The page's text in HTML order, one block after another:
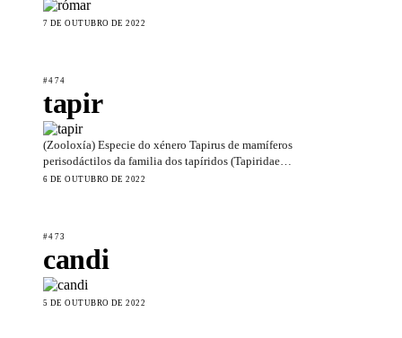
7 DE OUTUBRO DE 2022
#474
tapir
(Zooloxía) Especie do xénero Tapirus de mamíferos
perisodáctilos da familia dos tapíridos (Tapiridae…
6 DE OUTUBRO DE 2022
#473
candi
5 DE OUTUBRO DE 2022